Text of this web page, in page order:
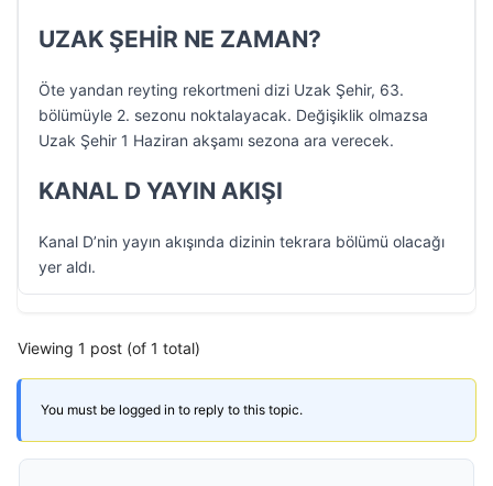
UZAK ŞEHİR NE ZAMAN?
Öte yandan reyting rekortmeni dizi Uzak Şehir, 63.
bölümüyle 2. sezonu noktalayacak. Değişiklik olmazsa
Uzak Şehir 1 Haziran akşamı sezona ara verecek.
KANAL D YAYIN AKIŞI
Kanal D’nin yayın akışında dizinin tekrara bölümü olacağı
yer aldı.
Viewing 1 post (of 1 total)
You must be logged in to reply to this topic.